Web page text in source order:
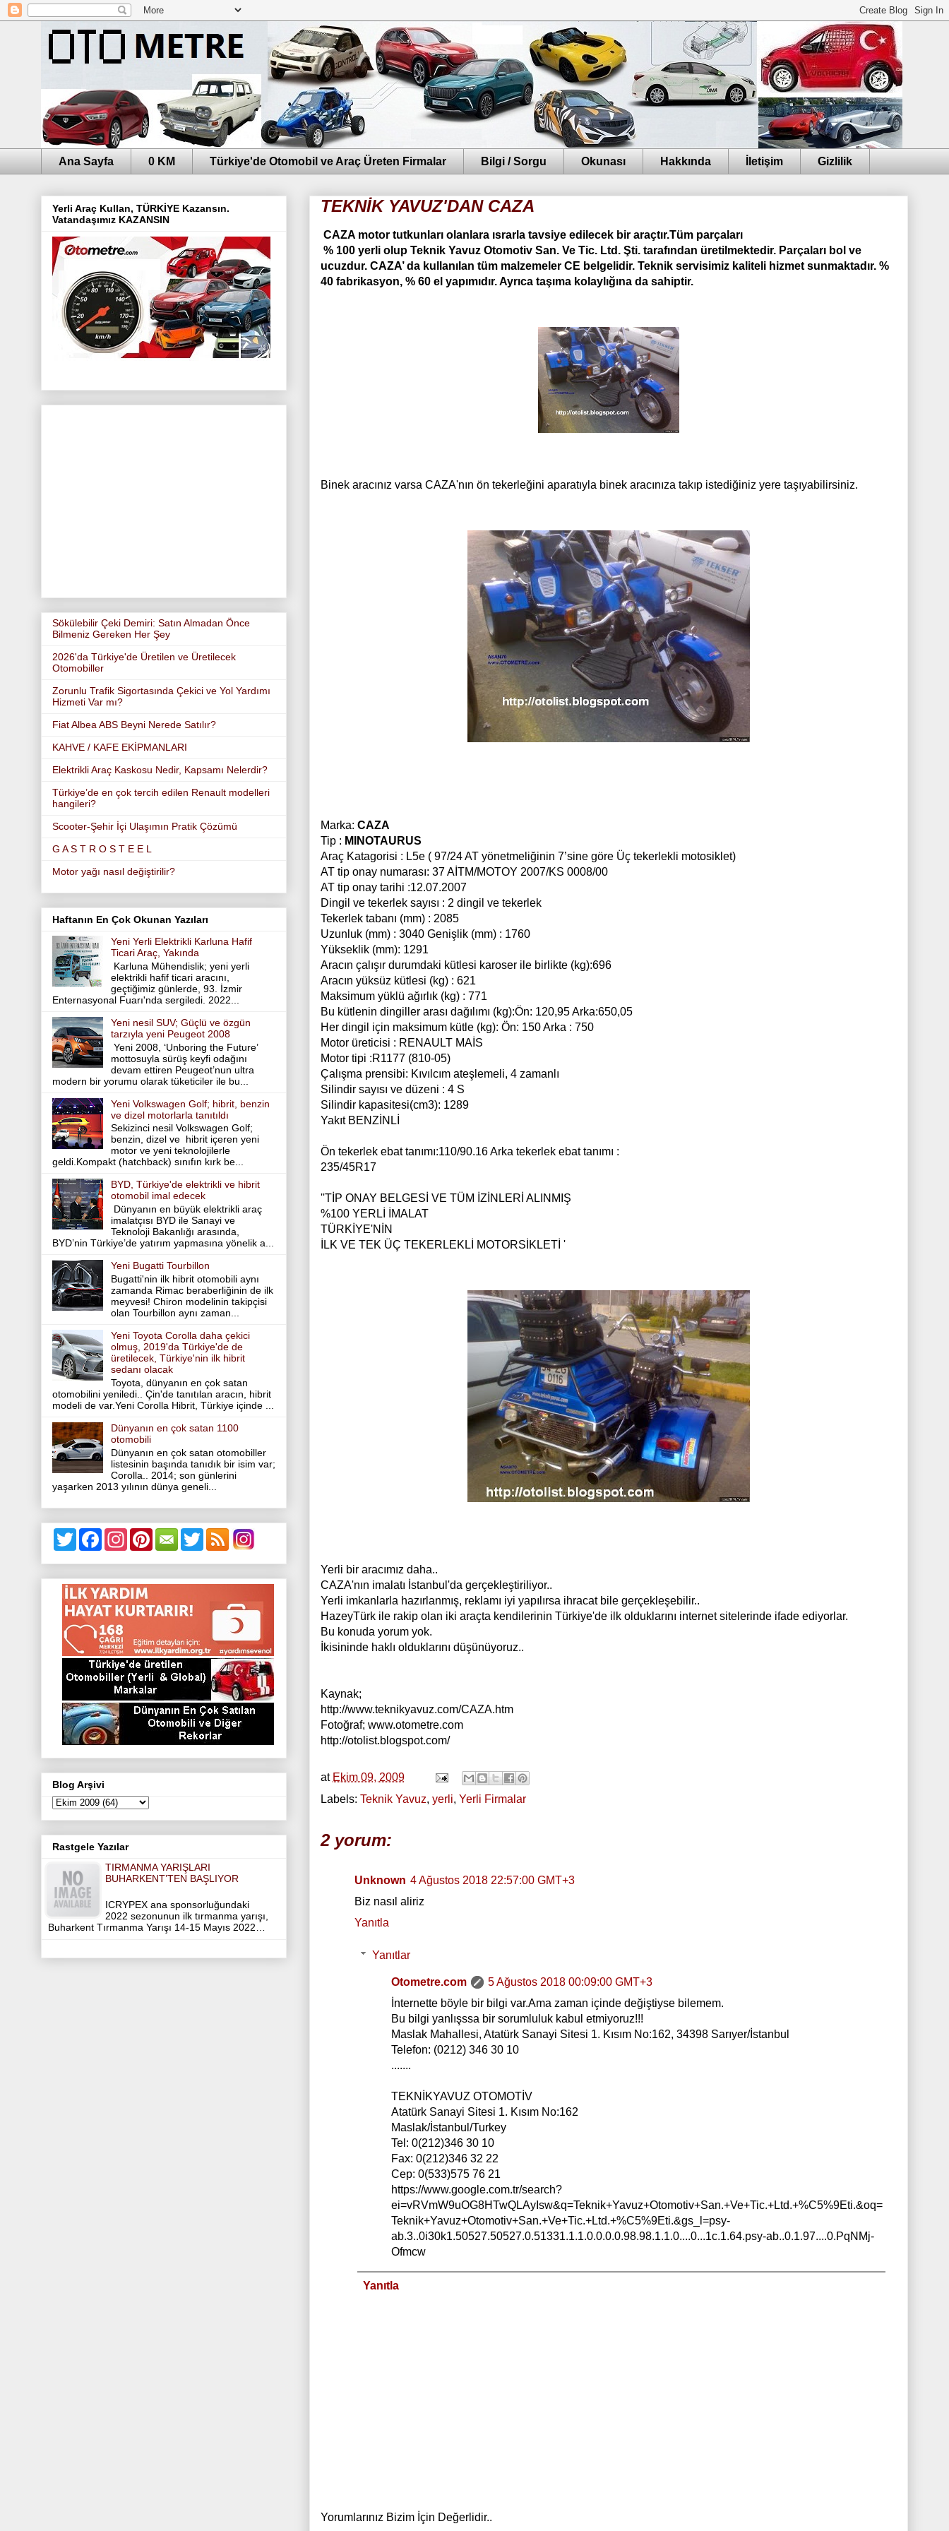
Ana Sayfa 0 KM Türkiye'de Otomobil ve Araç Üreten Firmalar Bilgi / Sorgu Okunası Hakkında İletişim Gizlilik
TEKNİK YAVUZ'DAN CAZA
CAZA motor tutkunları olanlara ısrarla tavsiye edilecek bir araçtır.Tüm parçaları
% 100 yerli olup Teknik Yavuz Otomotiv San. Ve Tic. Ltd. Şti. tarafından üretilmektedir. Parçaları bol ve
ucuzdur. CAZA’ da kullanılan tüm malzemeler CE belgelidir. Teknik servisimiz kaliteli hizmet sunmaktadır. %
40 fabrikasyon, % 60 el yapımıdır. Ayrıca taşıma kolaylığına da sahiptir.
Binek aracınız varsa CAZA'nın ön tekerleğini aparatıyla binek aracınıza takıp istediğiniz yere taşıyabilirsiniz.
Marka: CAZA
Tip : MINOTAURUS
Araç Katagorisi : L5e ( 97/24 AT yönetmeliğinin 7’sine göre Üç tekerlekli motosiklet)
AT tip onay numarası: 37 AİTM/MOTOY 2007/KS 0008/00
AT tip onay tarihi :12.07.2007
Dingil ve tekerlek sayısı : 2 dingil ve tekerlek
Tekerlek tabanı (mm) : 2085
Uzunluk (mm) : 3040 Genişlik (mm) : 1760
Yükseklik (mm): 1291
Aracın çalışır durumdaki kütlesi karoser ile birlikte (kg):696
Aracın yüksüz kütlesi (kg) : 621
Maksimum yüklü ağırlık (kg) : 771
Bu kütlenin dingiller arası dağılımı (kg):Ön: 120,95 Arka:650,05
Her dingil için maksimum kütle (kg): Ön: 150 Arka : 750
Motor üreticisi : RENAULT MAİS
Motor tipi :R1177 (810-05)
Çalışma prensibi: Kıvılcım ateşlemeli, 4 zamanlı
Silindir sayısı ve düzeni : 4 S
Silindir kapasitesi(cm3): 1289
Yakıt BENZİNLİ
Ön tekerlek ebat tanımı:110/90.16 Arka tekerlek ebat tanımı :
235/45R17
''TİP ONAY BELGESİ VE TÜM İZİNLERİ ALINMIŞ
%100 YERLİ İMALAT
TÜRKİYE'NİN
İLK VE TEK ÜÇ TEKERLEKLİ MOTORSİKLETİ '
Yerli bir aracımız daha..
CAZA'nın imalatı İstanbul'da gerçekleştiriliyor..
Yerli imkanlarla hazırlanmış, reklamı iyi yapılırsa ihracat bile gerçekleşebilir..
HazeyTürk ile rakip olan iki araçta kendilerinin Türkiye'de ilk olduklarını internet sitelerinde ifade ediyorlar.
Bu konuda yorum yok.
İkisininde haklı olduklarını düşünüyoruz..
Kaynak;
http://www.teknikyavuz.com/CAZA.htm
Fotoğraf; www.otometre.com
http://otolist.blogspot.com/
at Ekim 09, 2009
Labels: Teknik Yavuz, yerli, Yerli Firmalar
2 yorum:
Unknown 4 Ağustos 2018 22:57:00 GMT+3
Biz nasıl aliriz
Yanıtla
Yanıtlar
Otometre.com
5 Ağustos 2018 00:09:00 GMT+3
İnternette böyle bir bilgi var.Ama zaman içinde değiştiyse bilemem.
Bu bilgi yanlışssa bir sorumluluk kabul etmiyoruz!!!
Maslak Mahallesi, Atatürk Sanayi Sitesi 1. Kısım No:162, 34398 Sarıyer/İstanbul
Telefon: (0212) 346 30 10
.......
TEKNİKYAVUZ OTOMOTİV
Atatürk Sanayi Sitesi 1. Kısım No:162
Maslak/İstanbul/Turkey
Tel: 0(212)346 30 10
Fax: 0(212)346 32 22
Cep: 0(533)575 76 21
https://www.google.com.tr/search?
ei=vRVmW9uOG8HTwQLAyIsw&q=Teknik+Yavuz+Otomotiv+San.+Ve+Tic.+Ltd.+%C5%9Eti.&oq=
Teknik+Yavuz+Otomotiv+San.+Ve+Tic.+Ltd.+%C5%9Eti.&gs_l=psy-
ab.3..0i30k1.50527.50527.0.51331.1.1.0.0.0.0.98.98.1.1.0....0...1c.1.64.psy-ab..0.1.97....0.PqNMj-
Ofmcw
Yanıtla
Yorumlarınız Bizim İçin Değerlidir..
Yerli Araç Kullan, TÜRKİYE Kazansın.
Vatandaşımız KAZANSIN
Sökülebilir Çeki Demiri: Satın Almadan Önce
Bilmeniz Gereken Her Şey
2026'da Türkiye'de Üretilen ve Üretilecek
Otomobiller
Zorunlu Trafik Sigortasında Çekici ve Yol Yardımı
Hizmeti Var mı?
Fiat Albea ABS Beyni Nerede Satılır?
KAHVE / KAFE EKİPMANLARI
Elektrikli Araç Kaskosu Nedir, Kapsamı Nelerdir?
Türkiye’de en çok tercih edilen Renault modelleri
hangileri?
Scooter-Şehir İçi Ulaşımın Pratik Çözümü
G A S T R O S T E E L
Motor yağı nasıl değiştirilir?
Haftanın En Çok Okunan Yazıları
Yeni Yerli Elektrikli Karluna Hafif
Ticari Araç, Yakında
Karluna Mühendislik; yeni yerli
elektrikli hafif ticari aracını,
geçtiğimiz günlerde, 93. İzmir
Enternasyonal Fuarı'nda sergiledi. 2022...
Yeni nesil SUV; Güçlü ve özgün
tarzıyla yeni Peugeot 2008
Yeni 2008, ‘Unboring the Future’
mottosuyla sürüş keyfi odağını
devam ettiren Peugeot’nun ultra
modern bir yorumu olarak tüketiciler ile bu...
Yeni Volkswagen Golf; hibrit, benzin
ve dizel motorlarla tanıtıldı
Sekizinci nesil Volkswagen Golf;
benzin, dizel ve hibrit içeren yeni
motor ve yeni teknolojilerle
geldi.Kompakt (hatchback) sınıfın kırk be...
BYD, Türkiye'de elektrikli ve hibrit
otomobil imal edecek
Dünyanın en büyük elektrikli araç
imalatçısı BYD ile Sanayi ve
Teknoloji Bakanlığı arasında,
BYD’nin Türkiye’de yatırım yapmasına yönelik a...
Yeni Bugatti Tourbillon
Bugatti'nin ilk hibrit otomobili aynı
zamanda Rimac beraberliğinin de ilk
meyvesi! Chiron modelinin takipçisi
olan Tourbillon aynı zaman...
Yeni Toyota Corolla daha çekici
olmuş, 2019'da Türkiye'de de
üretilecek, Türkiye'nin ilk hibrit
sedanı olacak
Toyota, dünyanın en çok satan
otomobilini yeniledi.. Çin'de tanıtılan aracın, hibrit
modeli de var.Yeni Corolla Hibrit, Türkiye içinde ...
Dünyanın en çok satan 1100
otomobili
Dünyanın en çok satan otomobiller
listesinin başında tanıdık bir isim var;
Corolla.. 2014; son günlerini
yaşarken 2013 yılının dünya geneli...
T
w
t
t
e
r
F
e
b
o
o
k
t
a
g
r
a
P
t
e
s
T
t
t
Blog Arşivi
Rastgele Yazılar
TIRMANMA YARIŞLARI
BUHARKENT’TEN BAŞLIYOR
ICRYPEX ana sponsorluğundaki
2022 sezonunun ilk tırmanma yarışı,
Buharkent Tırmanma Yarışı 14-15 Mayıs 2022…